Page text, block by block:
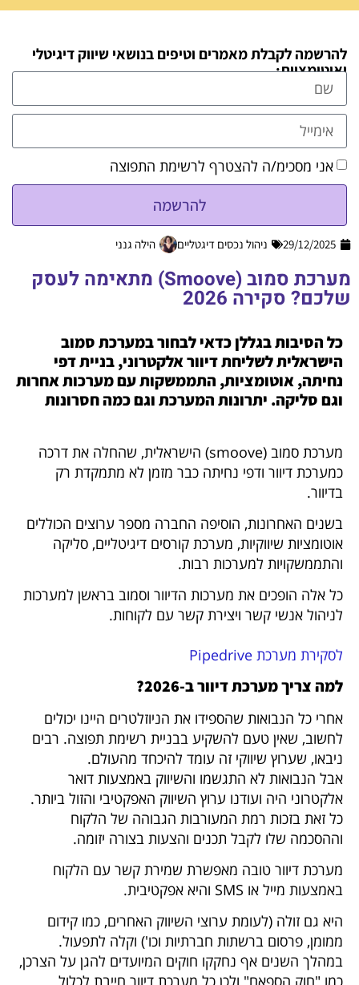
להרשמה לקבלת מאמרים וטיפים בנושאי שיווק דיגיטלי
ואוטומציות:
אני מסכימ/ה להצטרף לרשימת התפוצה
להרשמה
29/12/2025 ניהול נכסים דיגטליים הילה גנני
מערכת סמוב (Smoove) מתאימה לעסק
שלכם? סקירה 2026
כל הסיבות בגללן כדאי לבחור במערכת סמוב
הישראלית לשליחת דיוור אלקטרוני, בניית דפי
נחיתה, אוטומציות, התממשקות עם מערכות אחרות
וגם סליקה. יתרונות המערכת וגם כמה חסרונות
מערכת סמוב (smoove) הישראלית, שהחלה את דרכה
כמערכת דיוור ודפי נחיתה כבר מזמן לא מתמקדת רק
בדיוור.
בשנים האחרונות, הוסיפה החברה מספר ערוצים הכוללים
אוטומציות שיווקיות, מערכת קורסים דיגיטליים, סליקה
והתממשקויות למערכות רבות.
כל אלה הופכים את מערכות הדיוור וסמוב בראשן למערכות
לניהול אנשי קשר ויצירת קשר עם לקוחות.
לסקירת מערכת Pipedrive
למה צריך מערכת דיוור ב-2026?
אחרי כל הנבואות שהספידו את הניוזלטרים היינו יכולים
לחשוב, שאין טעם להשקיע בבניית רשימת תפוצה. רבים
ניבאו, שערוץ שיווקי זה עומד להיכחד מהעולם.
אבל הנבואות לא התגשמו והשיווק באמצעות דואר
אלקטרוני היה ועודנו ערוץ השיווק האפקטיבי והזול ביותר.
כל זאת בזכות רמת המעורבות הגבוהה של הלקוח
וההסכמה שלו לקבל תכנים והצעות בצורה יזומה.
מערכת דיוור טובה מאפשרת שמירת קשר עם הלקוח
באמצעות מייל או SMS והיא אפקטיבית.
היא גם זולה (לעומת ערוצי השיווק האחרים, כמו קידום
ממומן, פרסום ברשתות חברתיות וכו') וקלה לתפעול.
במהלך השנים אף נחקקו חוקים המיועדים להגן על הצרכן,
כמו "חוק הספאם" ולכן כל מערכת דיוור חייבת לכלול